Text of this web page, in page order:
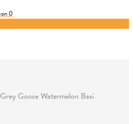
0
Grey Goose Watermelon Basi